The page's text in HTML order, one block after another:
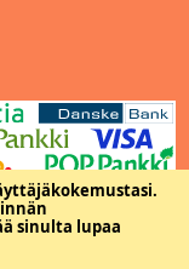
sinulta lupaa